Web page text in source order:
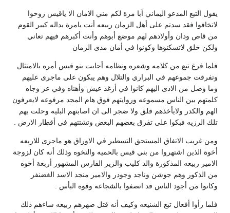
يقول التبع المدعو اليماني أبا مرة لكم مني الامان الا ياقيس روحوا
لاتخافوا فقد سدتم على أهل الزمان ربيعه أنت يامرة بداله كبير القوم
من قاص ودان وأولادهم لهم موضع أبوهم وأنت أكبرهم فيهم تعاني
ولكن خلق لاتسكنوها وكونوا في أمان مدى الزمان
فلما فرغ تبع من كلامه وشعره ونظامه أجابت بنو قيس أمره بالامتثال
وتفرقت جموعهم في البراري والتلال وهم يبكون على ماجرى عليهم
وما وصل من الاذى اليهم كانوا في أرغد عيش وأهناه وفي عز وجاه
كلمتهم بين الناس مسموعه وروايتهم فوق هام المجد مرفوعه لايعرفون
الهم والكدر ولايأخذهم قلق ولا ضجر الى ان اصابتهم البليه وحلت بهم
تلك الرزيه فبكوا على تفرق بعضهم البعض وتشتتهم في أقطار الارض .
ومن غريب الاتفاق المستحق التسطير في الاوراق هو ماجرى للاربعه
أخوة الذين اشتهروا من بني قيس بالحميه والنخوه وذلك أنه كان لزوجة
الامير ربيعه المذكورة والد كليب والزير الفارس المشهور أربعة أخوه
من الذكور وهم جوشن وناجد وجودر والامير منجد الاسد الغضنفر
وكانوا من أجود الناس قد اتصفوا بالشجاعه وقوة البأس .
فلما رأوا أفعال تبع الشنيعه وكيف أنه قتل صهرهم ربيعه ساءهم ذلك